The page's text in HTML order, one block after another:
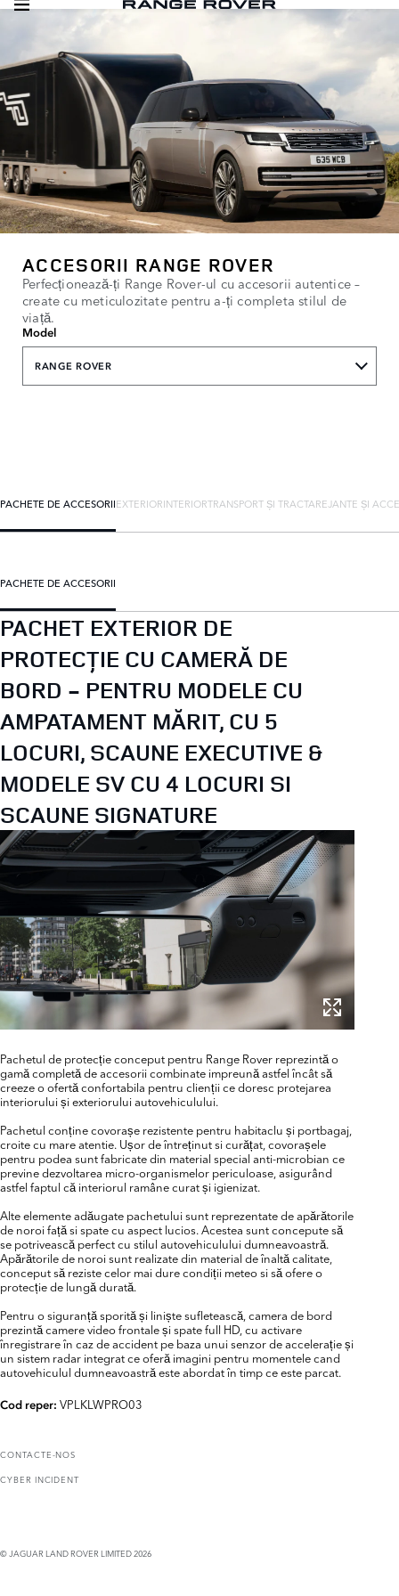
ACCESORII RANGE ROVER
Perfecționează-ți Range Rover-ul cu accesorii autentice –
create cu meticulozitate pentru a-ți completa stilul de
viață.
Model
RANGE ROVER
PACHETE DE ACCESORIIEXTERIORINTERIORTRANSPORT ȘI TRACTAREJANTE ȘI
PACHETE DE ACCESORII
PACHET EXTERIOR DE
PROTECȚIE CU CAMERĂ DE
BORD - PENTRU MODELE CU
AMPATAMENT MĂRIT, CU 5
LOCURI, SCAUNE EXECUTIVE &
MODELE SV CU 4 LOCURI SI
SCAUNE SIGNATURE
Pachetul de protecție conceput pentru Range Rover reprezintă o
gamă completă de accesorii combinate impreună astfel încât să
creeze o ofertă confortabila pentru clienții ce doresc protejarea
interiorului și exteriorului autovehiculului.
Pachetul conține covorașe rezistente pentru habitaclu și portbagaj,
croite cu mare atentie. Ușor de întreținut si curățat, covorașele
pentru podea sunt fabricate din material special anti-microbian ce
previne dezvoltarea micro-organismelor periculoase, asigurând
astfel faptul că interiorul ramâne curat și igienizat.
Alte elemente adăugate pachetului sunt reprezentate de apărătorile
de noroi față si spate cu aspect lucios. Acestea sunt concepute să
se potrivească perfect cu stilul autovehiculului dumneavoastră.
Apărătorile de noroi sunt realizate din material de înaltă calitate,
conceput să reziste celor mai dure condiții meteo si să ofere o
protecție de lungă durată.
Pentru o siguranță sporită și liniște sufletească, camera de bord
prezintă camere video frontale și spate full HD, cu activare
înregistrare în caz de accident pe baza unui senzor de accelerație și
un sistem radar integrat ce oferă imagini pentru momentele cand
autovehiculul dumneavoastră este abordat în timp ce este parcat.
Cod reper: VPLKLWPRO03
CONTACTE-NOS
CYBER INCIDENT
© JAGUAR LAND ROVER LIMITED 2026